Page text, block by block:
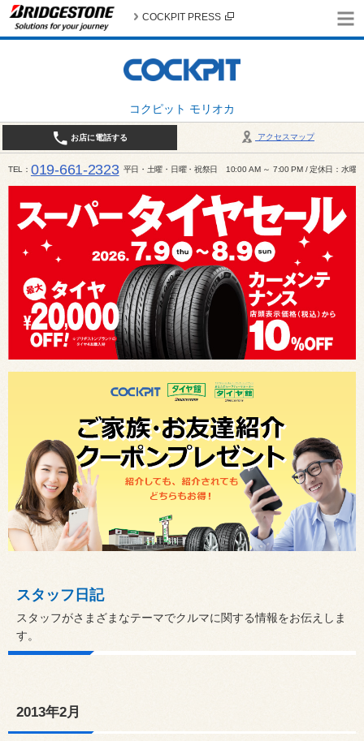
コクピット モリオカ
COCKPIT PRESS
アクセスマップ
お店に電話する
TEL 019-661-2323 平日・土曜・日曜・祝祭日 10:00 AM ～ 7:00 PM / 定休日：水曜
スタッフ日記
スタッフがさまざまなテーマでクルマに関する情報をお伝えしま
す。
2013年2月